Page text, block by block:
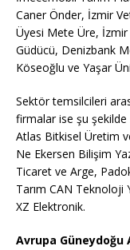
Caner Önder, İzmir
Üyesi Mete Üre, İzmir
Güdücü, Denizbank
Köseoğlu ve Yaşar
Sektör temsilcileri
firmalar ise şu şekilde
Atlas Bitkisel Üretim
Ne Ekersen Bilişim
Ticaret ve Arge,
Tarım CAN Teknoloji
XZ Elektronik.
Avrupa Güneydoğu